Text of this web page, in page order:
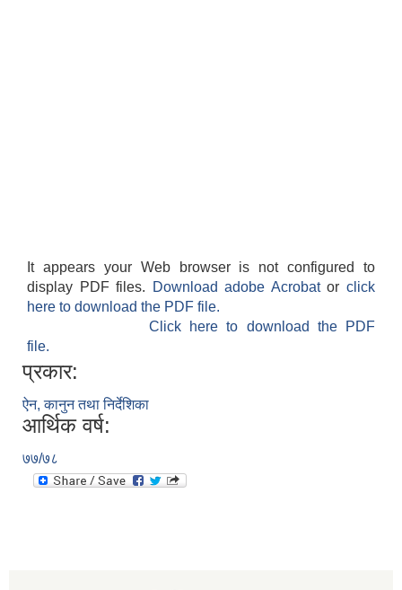
It appears your Web browser is not configured to
display PDF files.
Download adobe Acrobatorclick
here to download the PDF file.
Click here to download the PDF
file.
प्रकार:
ऐन, कानुन तथा निर्देशिका
आर्थिक वर्ष:
७७/७८